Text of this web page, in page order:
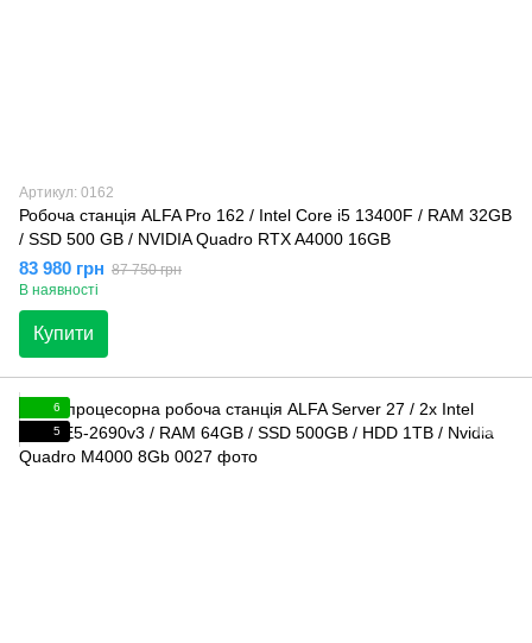
Артикул: 0162
Робоча станція ALFA Pro 162 / Intel Core i5 13400F / RAM 32GB
/ SSD 500 GB / NVIDIA Quadro RTX A4000 16GB
83 980 грн 87 750 грн
В наявності
Купити
6
5